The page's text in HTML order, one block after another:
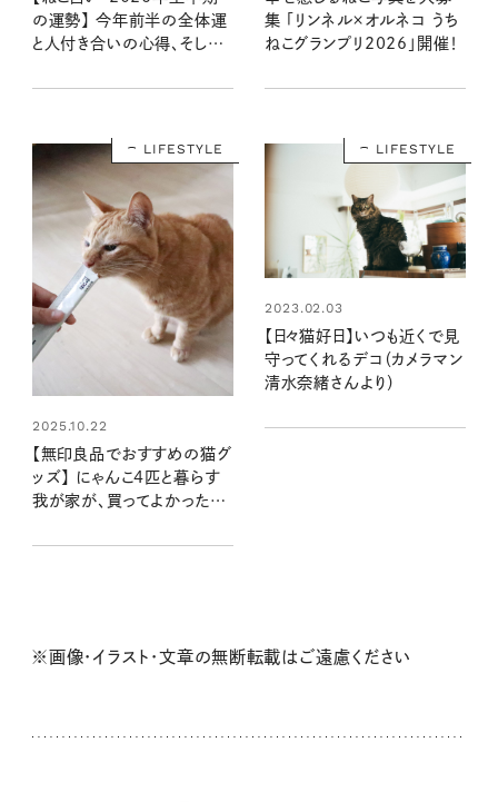
の運勢】 今年前半の全体運
と人付き合いの心得、そして
集 「リンネル×オルネコ うち
ねこグランプリ2026」開催！
LIFESTYLE
2025.10.22
【無印良品でおすすめの猫グ
ッズ】 にゃんこ4匹と暮らす
我が家が、買ってよかった2
LIFESTYLE
2023.02.03
【日々猫好日】いつも近くで見
守ってくれるデコ（カメラマン
清水奈緒さんより）
※画像・イラスト・文章の無断転載はご遠慮ください